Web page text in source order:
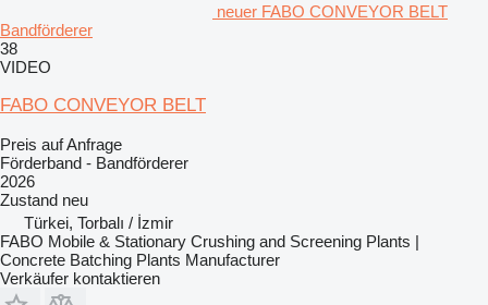
neuer FABO CONVEYOR BELT
Bandförderer
38
VIDEO
FABO CONVEYOR BELT
Preis auf Anfrage
Förderband - Bandförderer
2026
Zustand neu
Türkei, Torbalı / İzmir
FABO Mobile & Stationary Crushing and Screening Plants |
Concrete Batching Plants Manufacturer
Verkäufer kontaktieren